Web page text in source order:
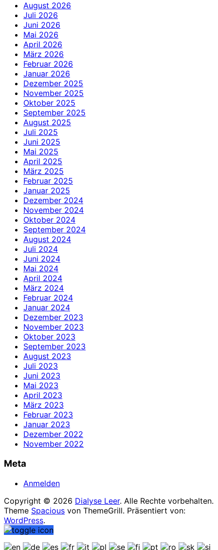
August 2026
Juli 2026
Juni 2026
Mai 2026
April 2026
März 2026
Februar 2026
Januar 2026
Dezember 2025
November 2025
Oktober 2025
September 2025
August 2025
Juli 2025
Juni 2025
Mai 2025
April 2025
März 2025
Februar 2025
Januar 2025
Dezember 2024
November 2024
Oktober 2024
September 2024
August 2024
Juli 2024
Juni 2024
Mai 2024
April 2024
März 2024
Februar 2024
Januar 2024
Dezember 2023
November 2023
Oktober 2023
September 2023
August 2023
Juli 2023
Juni 2023
Mai 2023
April 2023
März 2023
Februar 2023
Januar 2023
Dezember 2022
November 2022
Meta
Anmelden
Copyright © 2026 Dialyse Leer. Alle Rechte vorbehalten.
Theme Spacious von ThemeGrill. Präsentiert von:
WordPress.